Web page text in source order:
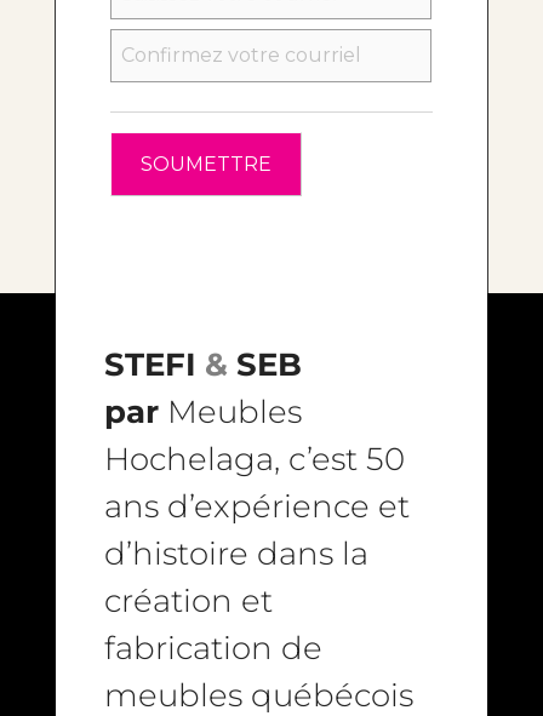
SAISISSEZ
UN
E-
MAIL
L’E-
STEFI & SEB
parMeubles
Hochelaga, c’est 50
ans d’expérience et
d’histoire dans la
création et
fabrication de
meubles québécois